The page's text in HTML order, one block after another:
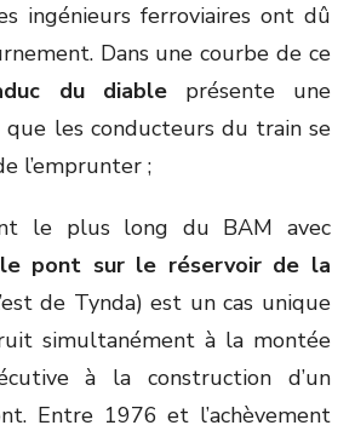
ingénieurs ferroviaires ont dû
Dans une courbe de ce
du diableprésente une
les conducteurs du train se
l’emprunter ;
le plus long du BAM avec
le pont sur le réservoir de la
de Tynda) est un cas unique
simultanément à la montée
à la construction d’un
Entre 1976 et l’achèvement